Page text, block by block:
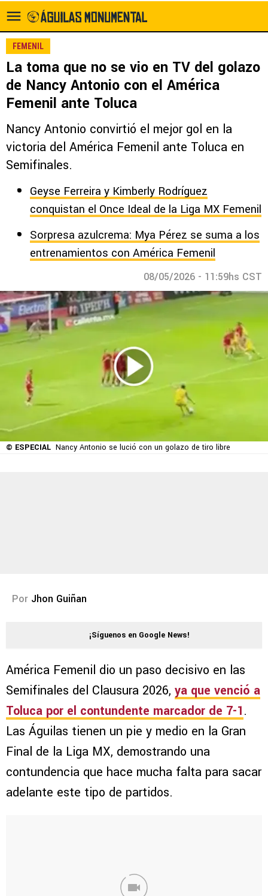
FEMENIL
La toma que no se vio en TV del golazo
de Nancy Antonio con el América
Femenil ante Toluca
Nancy Antonio convirtió el mejor gol en la
victoria del América Femenil ante Toluca en
Semifinales.
Geyse Ferreira y Kimberly Rodríguez
conquistan el Once Ideal de la Liga MX Femenil
Sorpresa azulcrema: Mya Pérez se suma a los
entrenamientos con América Femenil
08/05/2026 - 11:59hs CST
© ESPECIAL Nancy Antonio se lució con un golazo de tiro libre
Por Jhon Guiñan
¡Síguenos en Google News!
América Femenil dio un paso decisivo en las
Semifinales del Clausura 2026, ya que venció a
Toluca por el contundente marcador de 7-1.
Las Águilas tienen un pie y medio en la Gran
Final de la Liga MX, demostrando una
contundencia que hace mucha falta para sacar
adelante este tipo de partidos.